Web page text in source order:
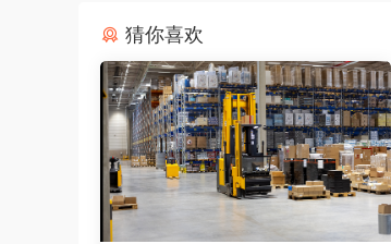
猜你喜欢